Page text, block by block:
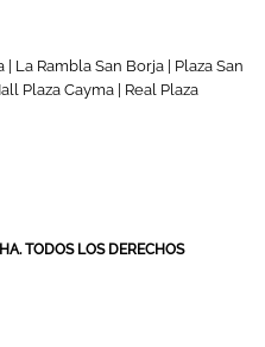
La Rambla San Borja | Plaza San
Plaza Cayma | Real Plaza
TODOS LOS DERECHOS